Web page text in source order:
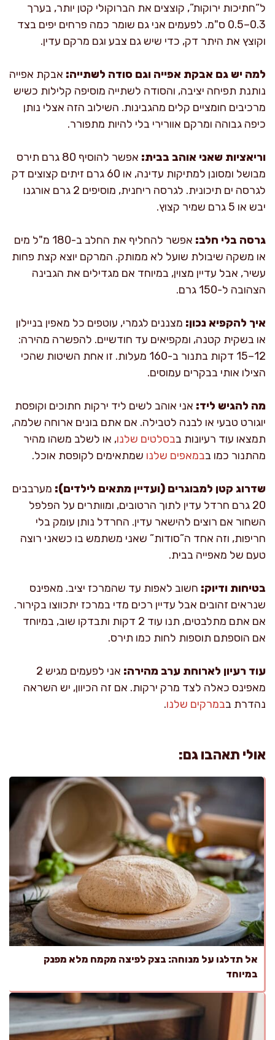
ל“חתיכות ירוקות”, קוצצים את הברוקולי קטן יותר, בערך
0.3–0.5 ס"מ. לפעמים אני גם שומר כמה פרחים יפים בצד
וקוצץ את היתר דק, כדי שיש גם צבע וגם מרקם עדין.
למה יש גם אבקת אפייה וגם סודה לשתייה: אבקת אפייה
נותנת תפיחה יציבה, והסודה לשתייה מוסיפה קלילות כשיש
מרכיבים חומציים קלים מהגבינות. השילוב הזה אצלי נותן
כיפה גבוהה ומרקם אוורירי בלי להיות מתפורר.
וריאציות שאני אוהב בבית:
אפשר להוסיף 80 גרם תירס
מבושל ומסונן למתיקות עדינה, או 60 גרם זיתים קצוצים דק
לגרסה ים תיכונית. לגרסה ריחנית, מוסיפים 2 גרם אורגנו
יבש או 5 גרם שמיר קצוץ.
גרסה בלי חלב:
אפשר להחליף את החלב ב-180 מ"ל מים
או משקה שיבולת שועל לא ממותק. המרקם יוצא קצת פחות
עשיר, אבל עדיין מצוין, במיוחד אם מגדילים את הגבינה
הצהובה ל-150 גרם.
איך להקפיא נכון: מצננים לגמרי, עוטפים כל מאפין בניילון
או בשקית קטנה, ומקפיאים עד חודשיים. להפשרה מהירה:
12–15 דקות בתנור ב-160 מעלות. זו אחת השיטות שהכי
הצילו אותי בבקרים עמוסים.
מה להגיש ליד: אני אוהב לשים ליד ירקות חתוכים וקופסת
יוגורט טבעי או לבנה לטבילה. אם אתם בונים ארוחה שלמה,
תמצאו עוד רעיונות בבסלטים שלנו, או לשלב משהו מהיר
מהתנור כמו בבמאפים שלנו שמתאימים לקופסת אוכל.
שדרוג קטן למבוגרים (ועדיין מתאים לילדים): מערבבים
20 גרם חרדל עדין לתוך הרטובים, ומוותרים על הפלפל
השחור אם רוצים להישאר עדין. החרדל נותן עומק בלי
חריפות, וזה אחד ה”סודות” שאני משתמש בו כשאני רוצה
טעם של מאפייה בבית.
בטיחות ודיוק: חשוב לאפות עד שהמרכז יציב. מאפינס
שנראים זהובים אבל עדיין רכים מדי במרכז יתכווצו בקירור.
אם אתם מתלבטים, תנו עוד 2 דקות ותבדקו שוב, במיוחד
אם הוספתם תוספות לחות כמו תירס.
עוד רעיון לארוחת ערב מהירה:
אני לפעמים מגיש 2
מאפינס כאלה לצד מרק ירקות. אם זה הכיוון, יש השראה
נהדרת בבמרקים שלנו.
אולי תאהבו גם:
אל תדלגו על מנוחה: בצק לפיצה מקמח מלא מפנק
במיוחד